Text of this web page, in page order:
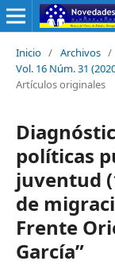
Inicio / Archivos /
Vol. 16 Núm. 31
Artículos originales
políticas
juventud
de
Frente
García”